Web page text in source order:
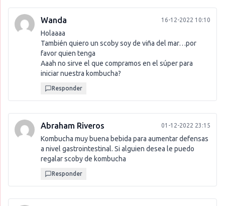
Wanda 16-12-2022 10:10
Holaaaa
También quiero un scoby soy de viña del mar…por
favor quien tenga
Aaah no sirve el que compramos en el súper para
iniciar nuestra kombucha?
Responder
Abraham Riveros 01-12-2022 23:15
Kombucha muy buena bebida para aumentar defensas
a nivel gastrointestinal. Si alguien desea le puedo
regalar scoby de kombucha
Responder